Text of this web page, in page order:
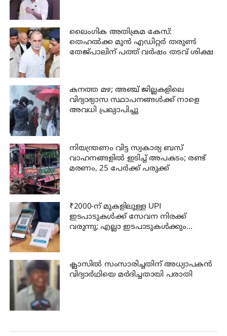
ലൈംഗിക അതിക്രമ കേസ്:
തെഹൽക്ക മുൻ എഡിറ്റർ തരുൺ
തേജ്പാലിന് പത്ത് വർഷം തടവ് ശിക്ഷ
കനത്ത മഴ; അഞ്ച്‌ ജില്ലകളിലെ
വിദ്യാഭ്യാസ സ്ഥാപനങ്ങള്‍ക്ക് നാളെ
അവധി പ്രഖ്യാപിച്ചു
നിയന്ത്രണം വിട്ട സ്വകാര്യ ബസ്
വാഹനങ്ങളില്‍ ഇടിച്ച് അപകടം; രണ്ട്
മരണം, 25 പേർക്ക് പരുക്ക്
₹2000-ന് മുകളിലുള്ള UPI
ഇടപാടുകൾക്ക് സേവന നിരക്ക്
വരുന്നു; എല്ലാ ഇടപാടുകൾക്കും
ക്ലാസില്‍ സംസാരിച്ചതിന് അധ്യാപകന്‍
വിദ്യാര്‍ഥിയെ മര്‍ദിച്ചതായി പരാതി